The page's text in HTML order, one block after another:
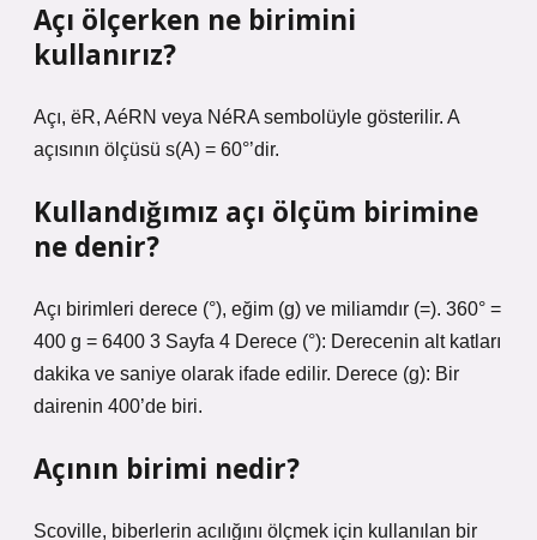
Açı ölçerken ne birimini
kullanırız?
Açı, ëR, AéRN veya NéRA sembolüyle gösterilir. A
açısının ölçüsü s(A) = 60°’dir.
Kullandığımız açı ölçüm birimine
ne denir?
Açı birimleri derece (°), eğim (g) ve miliamdır (=). 360° =
400 g = 6400 3 Sayfa 4 Derece (°): Derecenin alt katları
dakika ve saniye olarak ifade edilir. Derece (g): Bir
dairenin 400’de biri.
Açının birimi nedir?
Scoville, biberlerin acılığını ölçmek için kullanılan bir